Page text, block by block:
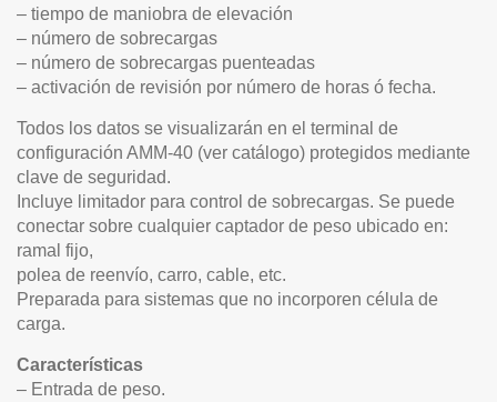
– tiempo de maniobra de elevación
– número de sobrecargas
– número de sobrecargas puenteadas
– activación de revisión por número de horas ó fecha.
Todos los datos se visualizarán en el terminal de
configuración AMM-40 (ver catálogo) protegidos mediante
clave de seguridad.
Incluye limitador para control de sobrecargas. Se puede
conectar sobre cualquier captador de peso ubicado en:
ramal fijo,
polea de reenvío, carro, cable, etc.
Preparada para sistemas que no incorporen célula de
carga.
Características
– Entrada de peso.